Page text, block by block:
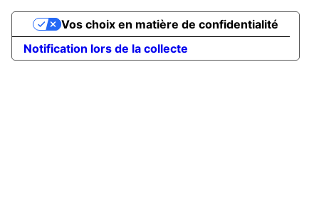
Notification lors de la collecte
Vos choix en matière de confidentialité